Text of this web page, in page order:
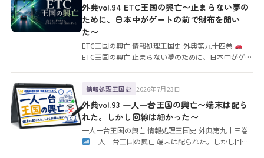
外典vol.94 ETC王国の興亡〜止まらない夢の
ために、日本中がゲートの前で財布を開い
た〜
ETC王国の興亡 情報処理王国史 外典第九十四巻
ETC王国の興亡 止まらない夢のために、日本中がゲー
情報処理王国史 2026年7月23日
外典vol.93 一人一台王国の興亡〜端末は配ら
れた。しかし回線は細かった〜
一人一台王国の興亡 情報処理王国史 外典第九十三巻
一人一台王国の興亡 端末は配られた。しかし回線